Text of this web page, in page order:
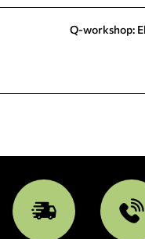
Q-workshop: